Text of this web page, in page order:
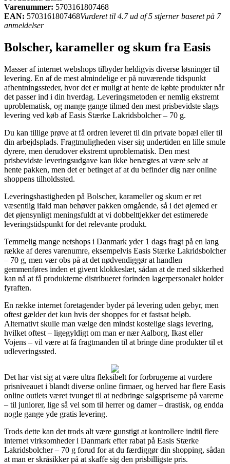
Varenummer: 5703161807468
EAN: 5703161807468Vurderet til 4.7 ud af 5 stjerner baseret på 7
anmeldelser
Bolscher, karameller og skum fra Easis
Masser af internet webshops tilbyder heldigvis diverse løsninger til
levering. En af de mest almindelige er på nuværende tidspunkt
afhentningssteder, hvor det er muligt at hente de købte produkter når
det passer ind i din hverdag. Leveringsmetoden er nemlig ekstremt
uproblematisk, og mange gange tilmed den mest prisbevidste slags
levering ved køb af Easis Stærke Lakridsbolcher – 70 g.
Du kan tillige prøve at få ordren leveret til din private bopæl eller til
din arbejdsplads. Fragtmuligheden viser sig undertiden en lille smule
dyrere, men derudover ekstremt uproblematisk. Den mest
prisbevidste leveringsudgave kan ikke benægtes at være selv at
hente pakken, men det er betinget af at du befinder dig nær online
shoppens tilholdssted.
Leveringshastigheden på Bolscher, karameller og skum er ret
væsentlig ifald man behøver pakken omgående, så i det øjemed er
det øjensynligt meningsfuldt at vi dobbelttjekker det estimerede
leveringstidspunkt for det relevante produkt.
Temmelig mange netshops i Danmark yder 1 dags fragt på en lang
række af deres varenumre, eksempelvis Easis Stærke Lakridsbolcher
– 70 g, men vær obs på at det nødvendiggør at handlen
gemmenføres inden et givent klokkeslæt, sådan at de med sikkerhed
kan nå at få produkterne distribueret forinden lagerpersonalet holder
fyraften.
En række internet foretagender byder på levering uden gebyr, men
oftest gælder det kun hvis der shoppes for et fastsat beløb.
Alternativt skulle man vælge den mindst kostelige slags levering,
hvilket oftest – ligegyldigt om man er nær Aalborg, Ikast eller
Vojens – vil være at få fragtmanden til at bringe dine produkter til et
udleveringssted.
Det har vist sig at være ultra fleksibelt for forbrugerne at vurdere
prisniveauet i blandt diverse online firmaer, og herved har flere Easis
online outlets været tvunget til at nedbringe salgspriserne på varerne
– til juniorer, lige så vel som til herrer og damer – drastisk, og endda
nogle gange yde gratis levering.
Trods dette kan det trods alt være gunstigt at kontrollere indtil flere
internet virksomheder i Danmark efter rabat på Easis Stærke
Lakridsbolcher – 70 g forud for at du færdiggør din shopping, sådan
at man er skråsikker på at skaffe sig den prisbilligste pris.